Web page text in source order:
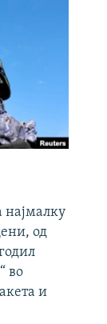
најмалку
од
во
и